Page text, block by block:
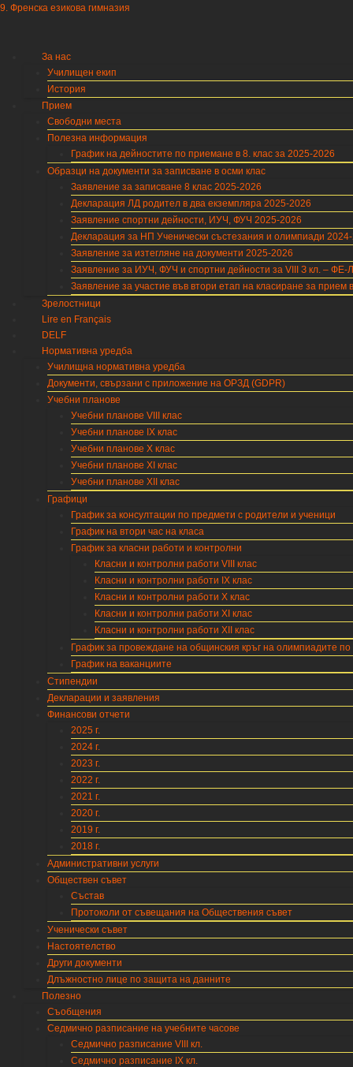
9. Френска езикова гимназия
За нас
Училищен екип
История
Прием
Свободни места
Полезна информация
График на дейностите по приемане в 8. клас за 2025-2026
Образци на документи за записване в осми клас
Заявление за записване 8 клас 2025-2026
Декларация ЛД родител в два екземпляра 2025-2026
Заявление спортни дейности, ИУЧ, ФУЧ 2025-2026
Декларация за НП Ученически състезания и олимпиади
Заявление за изтегляне на документи 2025-2026
Заявление за ИУЧ, ФУЧ и спортни дейности за VIII З кл. – ФЕ-
Заявление за участие във втори етап на класиране за прием
Зрелостници
Lire en Français
DELF
Нормативна уредба
Училищна нормативна уредба
Документи, свързани с приложение на ОРЗД (GDPR)
Учебни планове
Учебни планове VIII клас
Учебни планове IX клас
Учебни планове X клас
Учебни планове XI клас
Учебни планове XII клас
Графици
График за консултации по предмети с родители и ученици
График на втори час на класа
График за класни работи и контролни
Класни и контролни работи VIII клас
Класни и контролни работи IX клас
Класни и контролни работи X клас
Класни и контролни работи XI клас
Класни и контролни работи XII клас
График за провеждане на общинския кръг на олимпиадите
График на ваканциите
Стипендии
Декларации и заявления
Финансови отчети
2025 г.
2024 г.
2023 г.
2022 г.
2021 г.
2020 г.
2019 г.
2018 г.
Административни услуги
Обществен съвет
Състав
Протоколи от съвещания на Обществения съвет
Ученически съвет
Настоятелство
Други документи
Длъжностно лице по защита на данните
Полезно
Съобщения
Седмично разписание на учебните часове
Седмично разписание VIII кл.
Седмично разписание IX кл.